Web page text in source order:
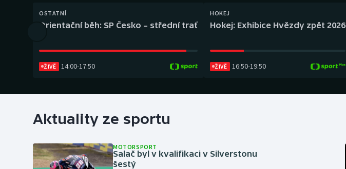
Gymnastika Plážový volejbal
OSTATNÍ
Orientační běh: SP Česko – střední trať
ŽIVĚ 14:00-17:50
HOKEJ
Hokej: Exhibice Hvězdy zpět 2026
ŽIVĚ 16:50-19:50
Aktuality ze sportu
MOTORSPORT
Salač byl v kvalifikaci v Silverstonu
šestý